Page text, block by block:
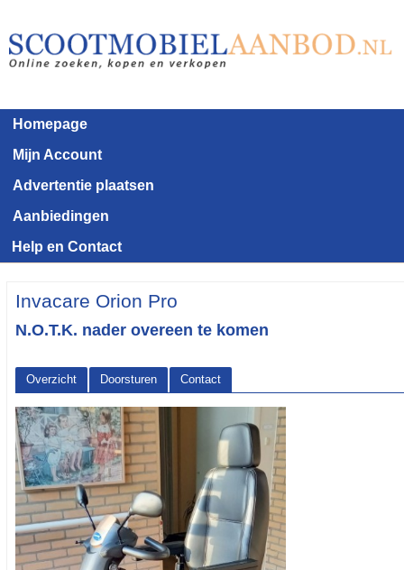
Homepage
Mijn Account
Advertentie plaatsen
Aanbiedingen
Help en Contact
Invacare Orion Pro
N.O.T.K. nader overeen te komen
Overzicht Doorsturen
Contact
<< Terug naar het advertentie overzicht